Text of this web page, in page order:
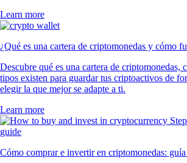
Learn more
¿Qué es una cartera de criptomonedas y cómo
Descubre qué es una cartera de criptomonedas,
tipos existen para guardar tus criptoactivos de
elegir la que mejor se adapte a ti.
Learn more
Cómo comprar e invertir en criptomonedas: